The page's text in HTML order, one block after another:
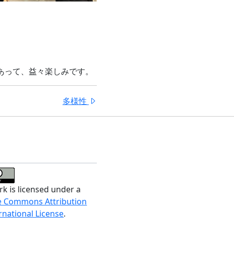
て、益々楽しみです。
多様性
is licensed under a
Commons Attribution
License.